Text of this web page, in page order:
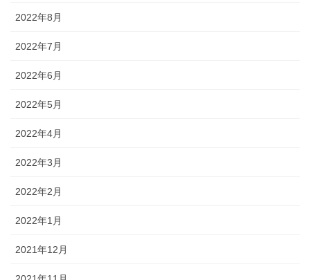
2022年8月
2022年7月
2022年6月
2022年5月
2022年4月
2022年3月
2022年2月
2022年1月
2021年12月